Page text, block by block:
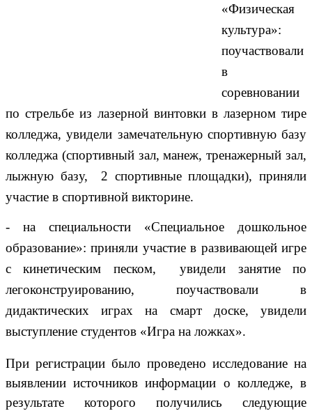
«Физическая
культура»:
поучаствовали
в
соревновании
по стрельбе из лазерной винтовки в лазерном тире
колледжа, увидели замечательную спортивную базу
колледжа (спортивный зал, манеж, тренажерный зал,
лыжную базу, 2 спортивные площадки), приняли
участие в спортивной викторине.
- на специальности «Специальное дошкольное
образование»:приняли участие в развивающей игре
с кинетическим песком, увидели занятие по
легоконструированию, поучаствовали в
дидактических играх на смарт доске, увидели
выступление студентов «Игра на ложках».
При регистрации было проведено исследование на
выявлении источников информации о колледже, в
результате которого получились следующие